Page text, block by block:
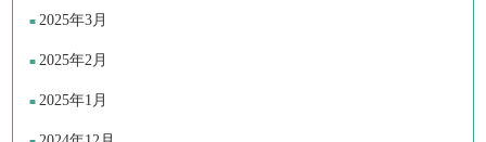
2025年3月
2025年2月
2025年1月